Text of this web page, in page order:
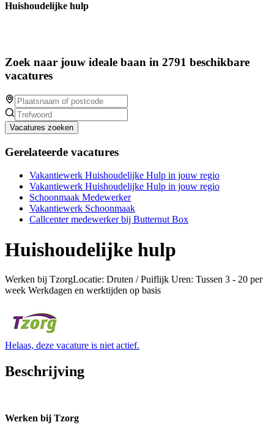
Huishoudelijke hulp
Zoek naar jouw ideale baan in 2791 beschikbare
vacatures
Vacatures zoeken
Gerelateerde vacatures
Vakantiewerk Huishoudelijke Hulp in jouw regio
Vakantiewerk Huishoudelijke Hulp in jouw regio
Schoonmaak Medewerker
Vakantiewerk Schoonmaak
Callcenter medewerker bij Butternut Box
Huishoudelijke hulp
Werken bij TzorgLocatie: Druten / Puiflijk Uren: Tussen 3 - 20 per
week Werkdagen en werktijden op basis
Helaas, deze vacature is niet actief.
Beschrijving
Werken bij Tzorg